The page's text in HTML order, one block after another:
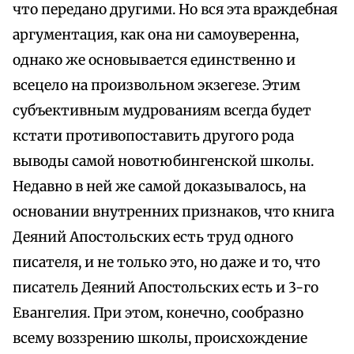
что передано другими. Но вся эта враждебная
аргументация, как она ни самоуверенна,
однако же основывается единственно и
всецело на произвольном экзегезе. Этим
субъективным мудрованиям всегда будет
кстати противопоставить другого рода
выводы самой новотюбингенской школы.
Недавно в ней же самой доказывалось, на
основании внутренних признаков, что книга
Деяний Апостольских есть труд одного
писателя, и не только это, но даже и то, что
писатель Деяний Апостольских есть и 3-го
Евангелия. При этом, конечно, сообразно
всему воззрению школы, происхождение